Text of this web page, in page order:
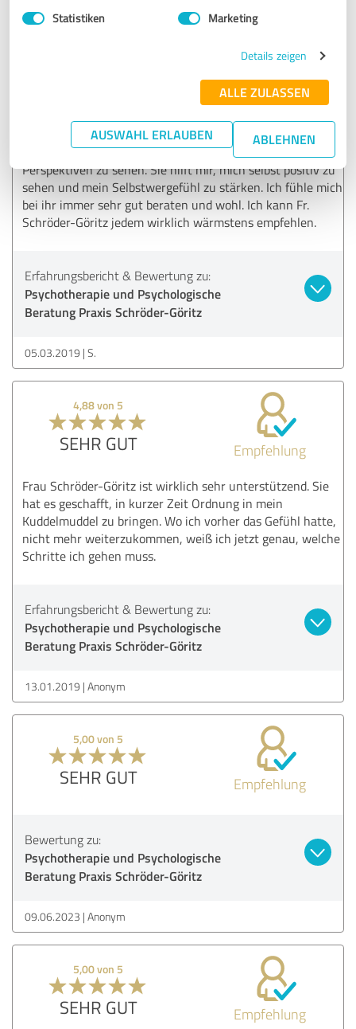
Statistiken Marketing
Details zeigen
ALLE ZULASSEN
AUSWAHL ERLAUBEN ABLEHNEN
5,00 von 5
Empfehlung
Die psychologische Berautung bei Frau Julia Schröder-
Göritz ist immer super. Sie schafft es immer, mit ihrer Ruhe
und Neutralität, mich wieder aufzumunter mir Mut
zuzusprechen und die Dinge von unterschiedlichen
Perspektiven zu sehen. Sie hilft mir, mich selbst positiv zu
sehen und mein Selbstwergefühl zu stärken. Ich fühle mich
bei ihr immer sehr gut beraten und wohl. Ich kann Fr.
Schröder-Göritz jedem wirklich wärmstens empfehlen.
Erfahrungsbericht & Bewertung zu:
Psychotherapie und Psychologische
Beratung Praxis Schröder-Göritz
05.03.2019 S.
4,88 von 5
SEHR GUT Empfehlung
Frau Schröder-Göritz ist wirklich sehr unterstützend. Sie
hat es geschafft, in kurzer Zeit Ordnung in mein
Kuddelmuddel zu bringen. Wo ich vorher das Gefühl hatte,
nicht mehr weiterzukommen, weiß ich jetzt genau, welche
Schritte ich gehen muss.
Erfahrungsbericht & Bewertung zu:
Psychotherapie und Psychologische
Beratung Praxis Schröder-Göritz
13.01.2019 Anonym
5,00 von 5
SEHR GUT Empfehlung
Bewertung zu:
Psychotherapie und Psychologische
Beratung Praxis Schröder-Göritz
09.06.2023 Anonym
5,00 von 5
SEHR GUT Empfehlung